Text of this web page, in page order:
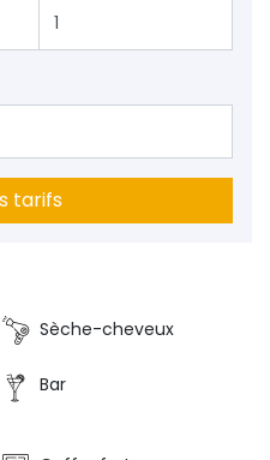
tarifs
Sèche-cheveux
Bar